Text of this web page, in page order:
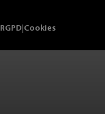
RGPD Cookies